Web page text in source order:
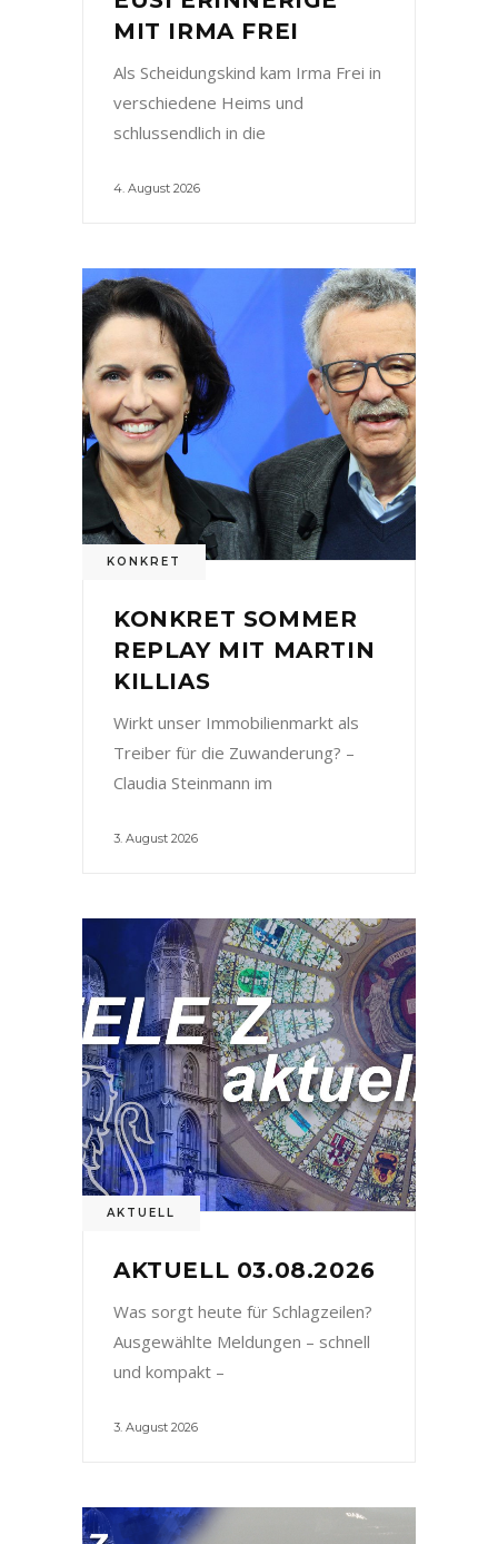
MIT IRMA FREI
Als Scheidungskind kam Irma Frei in
verschiedene Heims und
schlussendlich in die
4. August 2026
KONKRET
KONKRET SOMMER
REPLAY MIT MARTIN
KILLIAS
Wirkt unser Immobilienmarkt als
Treiber für die Zuwanderung? –
Claudia Steinmann im
3. August 2026
AKTUELL
AKTUELL 03.08.2026
Was sorgt heute für Schlagzeilen?
Ausgewählte Meldungen – schnell
und kompakt –
3. August 2026